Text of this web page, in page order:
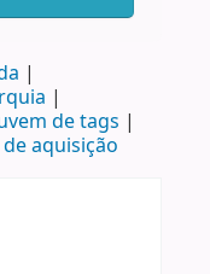
de tags
aquisição